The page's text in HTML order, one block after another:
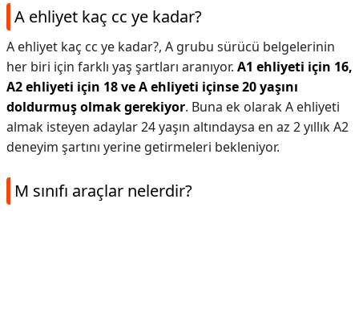
A ehliyet kaç cc ye kadar?
A ehliyet kaç cc ye kadar?, A grubu sürücü belgelerinin
her biri için farklı yaş şartları aranıyor. A1 ehliyeti için 16,
A2 ehliyeti için 18 ve A ehliyeti içinse 20 yaşını
doldurmuş olmak gerekiyor. Buna ek olarak A ehliyeti
almak isteyen adaylar 24 yaşın altındaysa en az 2 yıllık A2
deneyim şartını yerine getirmeleri bekleniyor.
M sınıfı araçlar nelerdir?